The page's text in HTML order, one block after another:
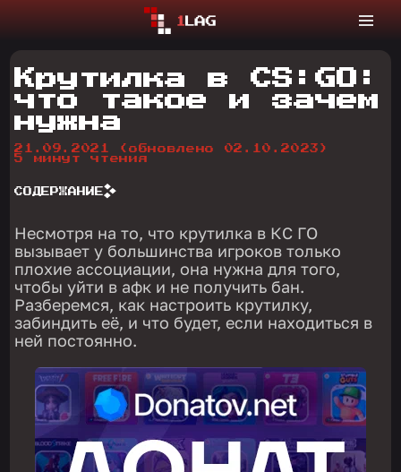
Крутилка в CS:GO:
что такое и зачем
нужна
21.09.2021
(обновлено 02.10.2023)
5 минут чтения
СОДЕРЖАНИЕ
Несмотря на то, что крутилка в КС ГО
вызывает у большинства игроков только
плохие ассоциации, она нужна для того,
чтобы уйти в афк и не получить бан.
Разберемся, как настроить крутилку,
забиндить её, и что будет, если находиться в
ней постоянно.